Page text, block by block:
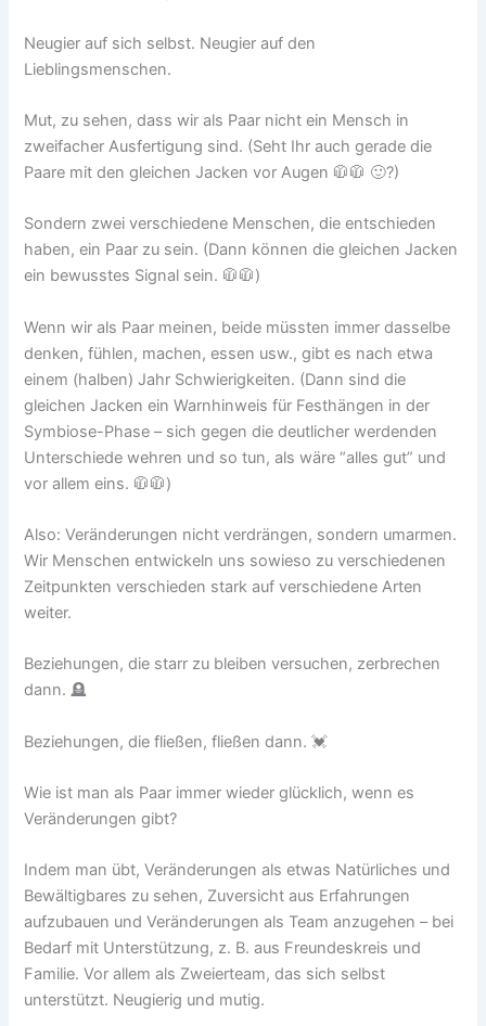
Neugier auf sich selbst. Neugier auf den
Lieblingsmenschen.
Mut, zu sehen, dass wir als Paar nicht ein Mensch in
zweifacher Ausfertigung sind. (Seht Ihr auch gerade die
Paare mit den gleichen Jacken vor Augen 🧥🧥 🙂?)
Sondern zwei verschiedene Menschen, die entschieden
haben, ein Paar zu sein. (Dann können die gleichen Jacken
ein bewusstes Signal sein. 🧥🧥)
Wenn wir als Paar meinen, beide müssten immer dasselbe
denken, fühlen, machen, essen usw., gibt es nach etwa
einem (halben) Jahr Schwierigkeiten. (Dann sind die
gleichen Jacken ein Warnhinweis für Festhängen in der
Symbiose-Phase – sich gegen die deutlicher werdenden
Unterschiede wehren und so tun, als wäre “alles gut” und
vor allem eins. 🧥🧥)
Also: Veränderungen nicht verdrängen, sondern umarmen.
Wir Menschen entwickeln uns sowieso zu verschiedenen
Zeitpunkten verschieden stark auf verschiedene Arten
weiter.
Beziehungen, die starr zu bleiben versuchen, zerbrechen
dann. 🪦
Beziehungen, die fließen, fließen dann. 💓
Wie ist man als Paar immer wieder glücklich, wenn es
Veränderungen gibt?
Indem man übt, Veränderungen als etwas Natürliches und
Bewältigbares zu sehen, Zuversicht aus Erfahrungen
aufzubauen und Veränderungen als Team anzugehen – bei
Bedarf mit Unterstützung, z. B. aus Freundeskreis und
Familie. Vor allem als Zweierteam, das sich selbst
unterstützt. Neugierig und mutig.